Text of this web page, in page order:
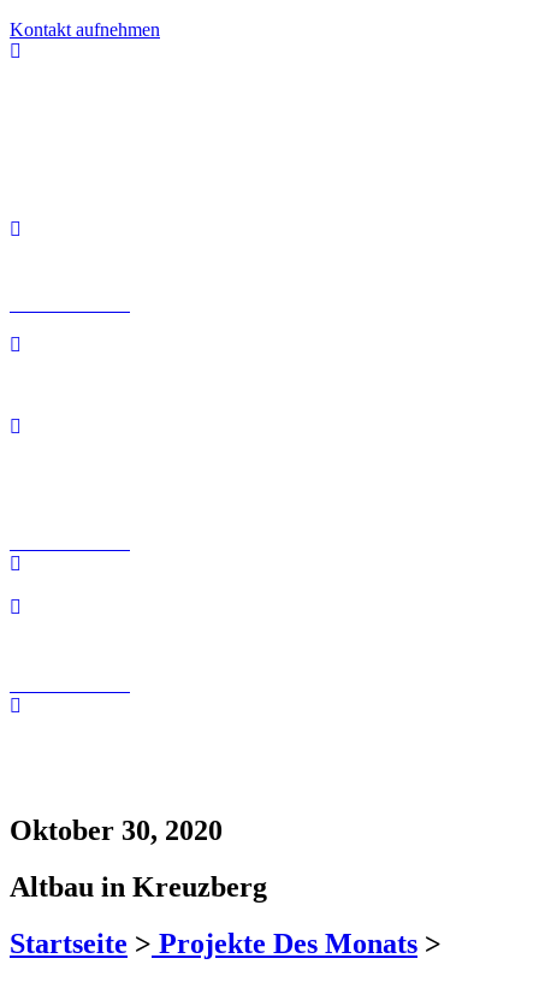
Kontakt aufnehmen
Oktober 30, 2020
Altbau in Kreuzberg
Startseite > Projekte Des Monats >